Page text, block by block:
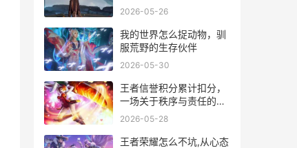
2026-05-26
我的世界怎么捉动物，驯
服荒野的生存伙伴
2026-05-30
王者信誉积分累计扣分，
一场关于秩序与责任的游
戏内修行
2026-05-28
王者荣耀怎么不坑,从心态